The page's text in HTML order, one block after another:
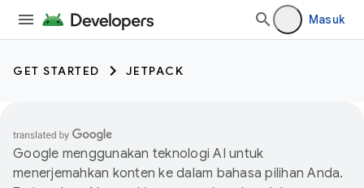
Masuk
GET STARTED JETPACK
Google menggunakan teknologi AI untuk
menerjemahkan konten ke dalam bahasa pilihan Anda.